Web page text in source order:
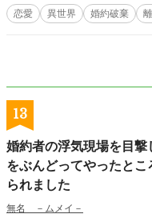
た。 「では、私はもう行きますので」 しかしアンが部屋から出ていこうとした
その時、 「ああ、慰謝料は後で請求するよ」 とジョンが言ってきた。 アンは理
けられたうえにあまりにも虚仮
る……。
恋愛 異世界 婚約破棄
13
婚約者の浮気現場を目
をぶんどってやったと
られました
無名 －ムメイ－